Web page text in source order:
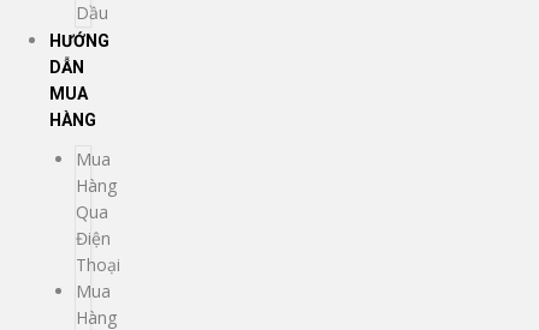
Dầu
HƯỚNG
DẪN
MUA
HÀNG
Mua
Hàng
Qua
Điện
Thoại
Mua
Hàng